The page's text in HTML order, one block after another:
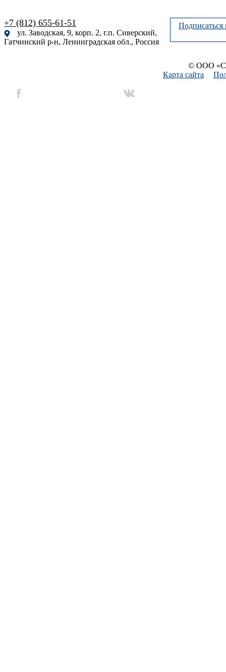
+7 (812) 655-61-51
ул. Заводская, 9, корп. 2, г.п. Сиверский,
Гатчинский р-н, Ленинградская обл., Россия
Подписаться
© ООО
Карта сайта